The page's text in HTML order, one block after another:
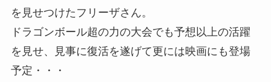
を見せつけたフリーザさん。
ドラゴンボール超の力の大会でも予想以上の活躍
を見せ、見事に復活を遂げて更には映画にも登場
予定・・・